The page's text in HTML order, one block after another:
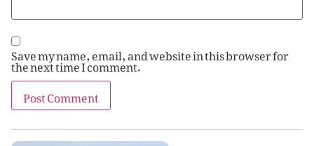
Save my name, email, and website in this browser for
the next time I comment.